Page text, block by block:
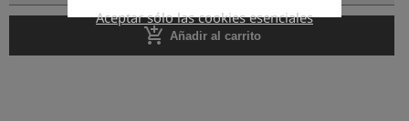
Aceptar sólo las cookies esenciales
add_shopping_cart Añadir al carrito